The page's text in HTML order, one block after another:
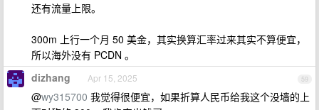
还有流量上限。
300m 上行一个月 50 美金，其实换算汇率过来其实不算便宜，
所以海外没有 PCDN 。
59
dizhang Apr 15, 2025
@wy315700 我觉得很便宜，如果折算人民币给我这个没墙的上